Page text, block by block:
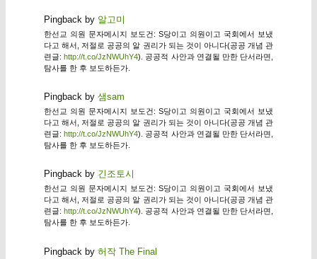
Pingback by 알고미
한선교 의원 문자메시지 보도건: S당이고 의원이고 국회에서 보냈
다고 해서, 저절로 공공의 알 권리가 되는 것이 아니다(공공 개념 관
련글:http://t.co/JzNWUhY4). 공공적 사안과 연결될 만한 단서라면,
탐사를 한 후 보도하든가.
Pingback by 샘sam
한선교 의원 문자메시지 보도건: S당이고 의원이고 국회에서 보냈
다고 해서, 저절로 공공의 알 권리가 되는 것이 아니다(공공 개념 관
련글:http://t.co/JzNWUhY4). 공공적 사안과 연결될 만한 단서라면,
탐사를 한 후 보도하든가.
Pingback by 긴조토시
한선교 의원 문자메시지 보도건: S당이고 의원이고 국회에서 보냈
다고 해서, 저절로 공공의 알 권리가 되는 것이 아니다(공공 개념 관
련글: http://t.co/JzNWUhY4). 공공적 사안과 연결될 만한 단서라면,
탐사를 한 후 보도하든가.
Pingback by 허작 The Final